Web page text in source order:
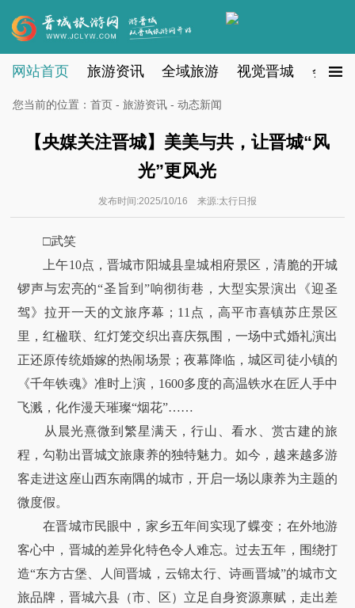
网站首页 旅游资讯 全域旅游 视觉晋城 会员
您当前的位置： 首页 - 旅游资讯 - 动态新闻
【央媒关注晋城】美美与共，让晋城“风
光”更风光
发布时间:2025/10/16 来源:太行日报
□武笑
上午10点，晋城市阳城县皇城相府景区，清脆的开城
锣声与宏亮的“圣旨到”响彻街巷，大型实景演出《迎圣
驾》拉开一天的文旅序幕；11点，高平市喜镇苏庄景区
里，红楹联、红灯笼交织出喜庆氛围，一场中式婚礼演出
正还原传统婚嫁的热闹场景；夜幕降临，城区司徒小镇的
《千年铁魂》准时上演，1600多度的高温铁水在匠人手中
飞溅，化作漫天璀璨“烟花”……
从晨光熹微到繁星满天，行山、看水、赏古建的旅
程，勾勒出晋城文旅康养的独特魅力。如今，越来越多游
客走进这座山西东南隅的城市，开启一场以康养为主题的
微度假。
在晋城市民眼中，家乡五年间实现了蝶变；在外地游
客心中，晋城的差异化特色令人难忘。过去五年，围绕打
造“东方古堡、人间晋城，云锦太行、诗画晋城”的城市文
旅品牌，晋城六县（市、区）立足自身资源禀赋，走出差